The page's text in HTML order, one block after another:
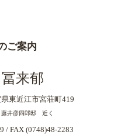
ご案内
来郁
東近江市宮荘町419
井彦四郎邸 近く
/ FAX (0748)48-2283